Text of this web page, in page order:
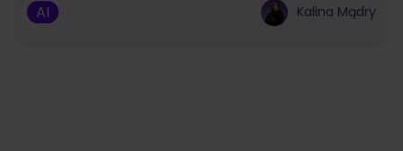
AI Kalina Mądry